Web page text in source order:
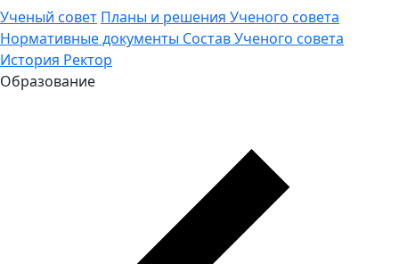
Ученый совет Планы и решения Ученого совета
Нормативные документы Состав Ученого совета
История Ректор
Образование